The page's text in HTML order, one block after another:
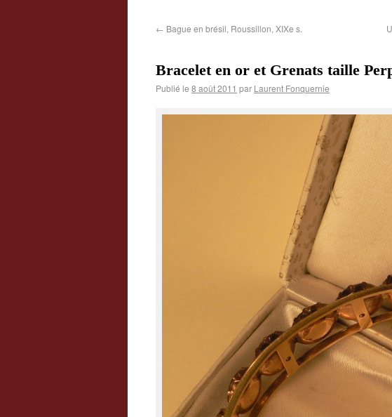
← Bague en brésil, Roussillon, XIXe s.
Bracelet en or et Grenats taille
Publié le 8 août 2011 par Laurent Fonquernie